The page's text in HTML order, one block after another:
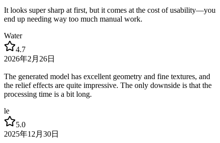
It looks super sharp at first, but it comes at the cost of usability—you
end up needing way too much manual work.
Water
4.7
2026年2月26日
The generated model has excellent geometry and fine textures, and
the relief effects are quite impressive. The only downside is that the
processing time is a bit long.
le
5.0
2025年12月30日